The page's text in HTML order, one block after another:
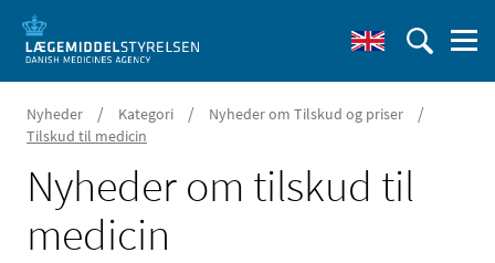
Nyheder / Kategori / Nyheder om Tilskud og priser /
Tilskud til medicin
Nyheder om tilskud til
medicin